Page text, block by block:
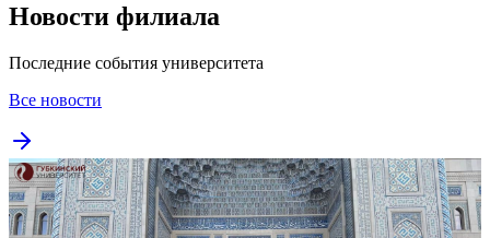
Новости филиала
Последние события университета
Все новости